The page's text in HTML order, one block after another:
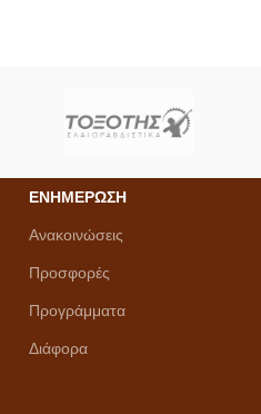
ΕΝΗΜΕΡΩΣΗ
Ανακοινώσεις
Προσφορές
Προγράμματα
Διάφορα